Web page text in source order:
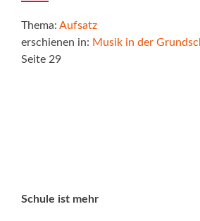
Thema: Aufsatz
erschienen in: Musik in der
Seite 29
Schule ist mehr